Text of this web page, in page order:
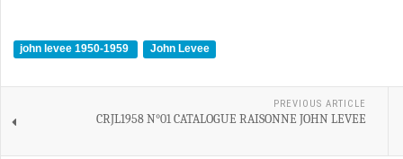
john levee 1950-1959 John Levee
PREVIOUS ARTICLE
CRJL1958 N°01 CATALOGUE RAISONNE JOHN LEVEE